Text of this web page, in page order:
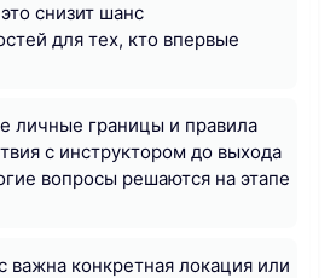
снизит шанс
для тех, кто впервые
личные границы и правила
с инструктором до выхода
вопросы решаются на этапе
важна конкретная локация или